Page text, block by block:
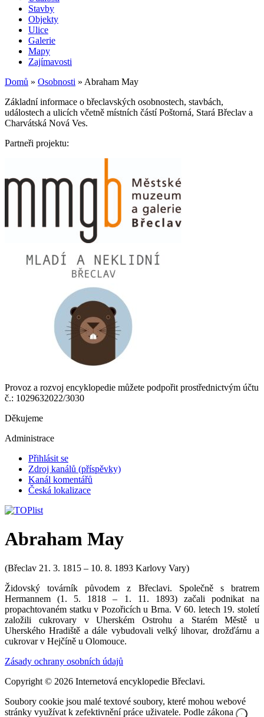
Stavby
Objekty
Ulice
Galerie
Mapy
Zajímavosti
Domů » Osobnosti » Abraham May
Základní informace o břeclavských osobnostech, stavbách,
událostech a ulicích včetně místních částí Poštorná, Stará Břeclav a
Charvátská Nová Ves.
Partneři projektu:
Provoz a rozvoj encyklopedie můžete podpořit prostřednictvým účtu
č.: 1029632022/3030
Děkujeme
Administrace
Přihlásit se
Zdroj kanálů (příspěvky)
Kanál komentářů
Česká lokalizace
Abraham May
(Břeclav 21. 3. 1815 – 10. 8. 1893 Karlovy Vary)
Židovský továrník původem z Břeclavi. Společně s bratrem
Hermannem (1. 5. 1818 – 1. 11. 1893) začali podnikat na
propachtovaném statku v Pozořicích u Brna. V 60. letech 19. století
založili cukrovary v Uherském Ostrohu a Starém Městě u
Uherského Hradiště a dále vybudovali velký lihovar, drožďárnu a
cukrovar v Hejčíně u Olomouce.
Zásady ochrany osobních údajů
Copyright © 2026 Internetová encyklopedie Břeclavi.
Soubory cookie jsou malé textové soubory, které mohou webové
stránky využívat k zefektivnění práce uživatele. Podle zákona